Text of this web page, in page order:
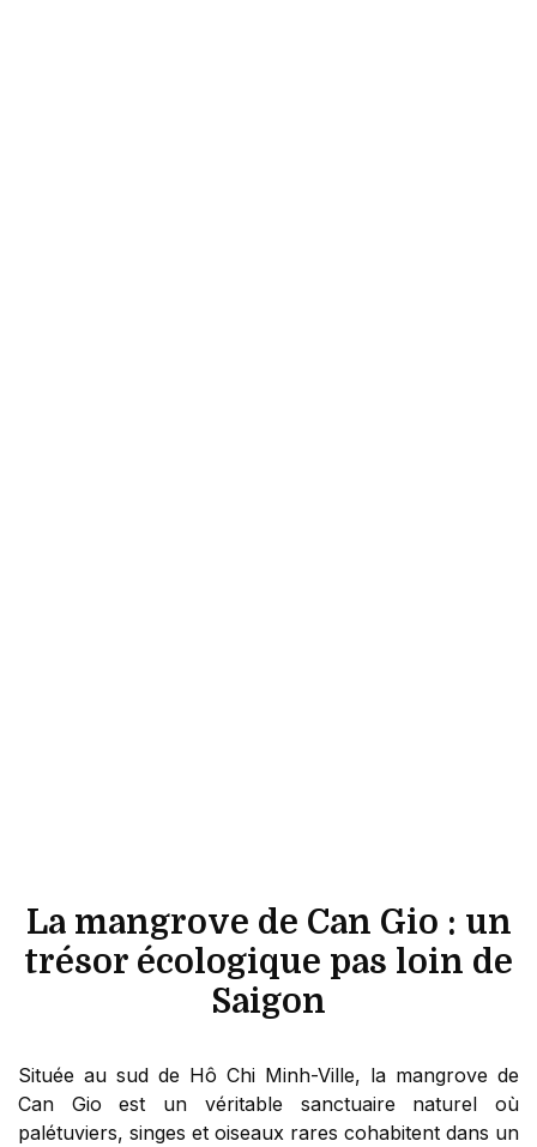
La mangrove de Can Gio : un
trésor écologique pas loin de
Saigon
Située au sud de Hô Chi Minh-Ville, la mangrove de
Can Gio est un véritable sanctuaire naturel où
palétuviers, singes et oiseaux rares cohabitent dans un